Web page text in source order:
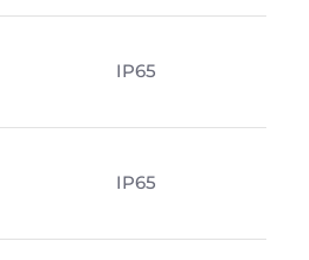
IP65
IP65